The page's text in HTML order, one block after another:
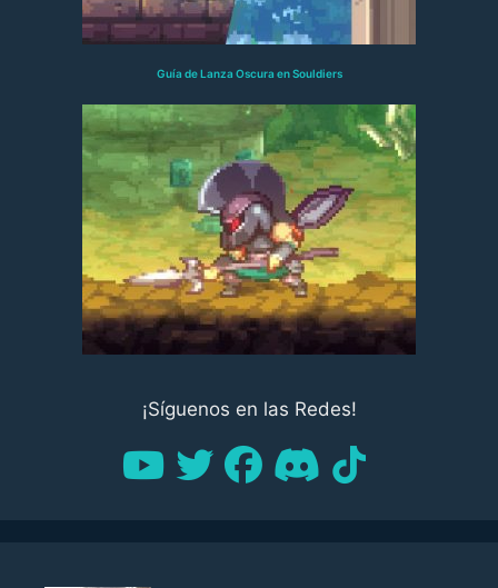
Guía de Lanza Oscura en Souldiers
¡Síguenos en las Redes!